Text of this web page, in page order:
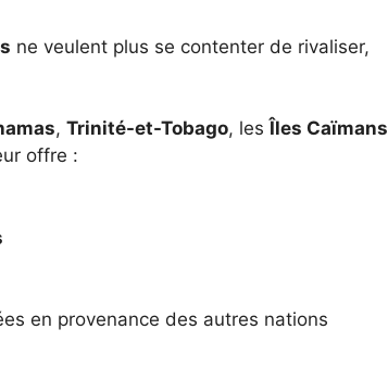
ne veulent plus se contenter de rivaliser,
, Trinité-et-Tobago, les Îles Caïmans
offre :
en provenance des autres nations